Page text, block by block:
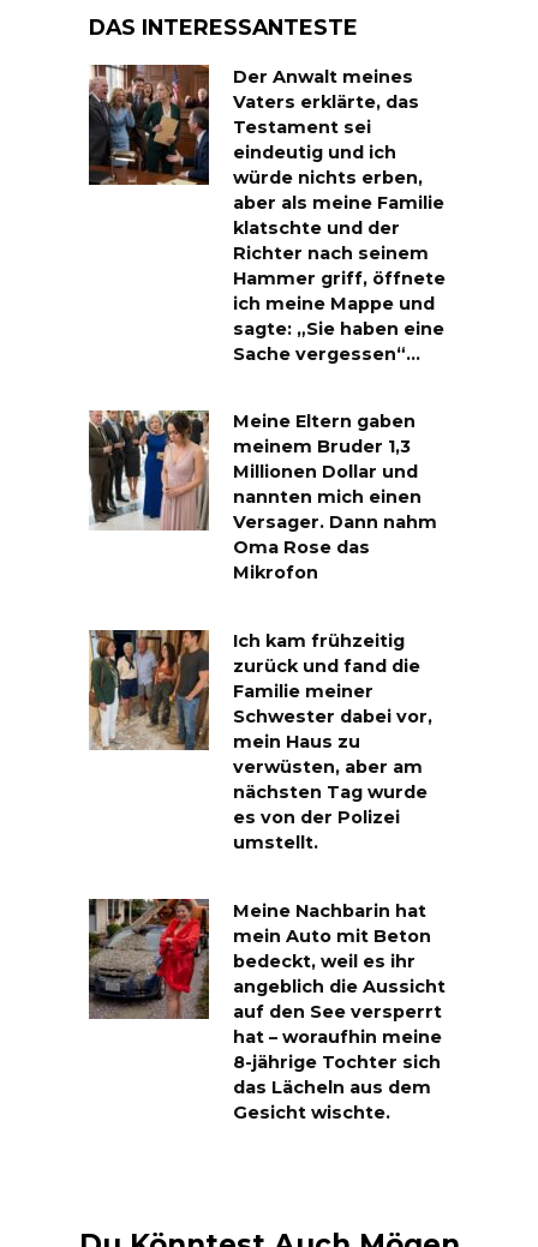
DAS INTERESSANTESTE
Der Anwalt meines
Vaters erklärte, das
Testament sei
eindeutig und ich
würde nichts erben,
aber als meine Familie
klatschte und der
Richter nach seinem
Hammer griff, öffnete
ich meine Mappe und
sagte: „Sie haben eine
Sache vergessen“…
Meine Eltern gaben
meinem Bruder 1,3
Millionen Dollar und
nannten mich einen
Versager. Dann nahm
Oma Rose das
Mikrofon
Ich kam frühzeitig
zurück und fand die
Familie meiner
Schwester dabei vor,
mein Haus zu
verwüsten, aber am
nächsten Tag wurde
es von der Polizei
umstellt.
Meine Nachbarin hat
mein Auto mit Beton
bedeckt, weil es ihr
angeblich die Aussicht
auf den See versperrt
hat – woraufhin meine
8-jährige Tochter sich
das Lächeln aus dem
Gesicht wischte.